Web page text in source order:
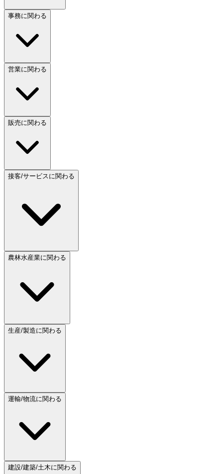
事務に関わる
営業に関わる
販売に関わる
接客/サービスに関わる
農林水産業に関わる
生産/製造に関わる
運輸/物流に関わる
建設/建築/土木に関わる